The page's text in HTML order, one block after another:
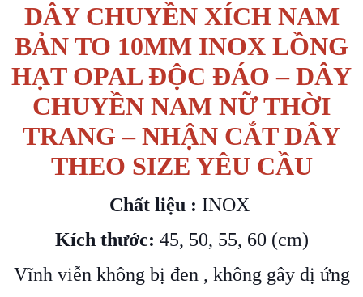
DÂY CHUYỀN XÍCH NAM
BẢN TO 10MM INOX LỒNG
HẠT OPAL ĐỘC ĐÁO – DÂY
CHUYỀN NAM NỮ THỜI
TRANG – NHẬN CẮT DÂY
THEO SIZE YÊU CẦU
Chất liệu : INOX
Kích thước: 45, 50, 55, 60 (cm)
Vĩnh viễn không bị đen , không gây dị ứng